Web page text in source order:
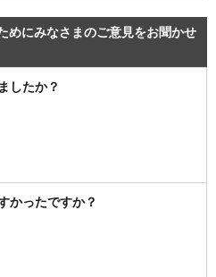
めにみなさまのご意見をお聞かせ
したか？
かったですか？